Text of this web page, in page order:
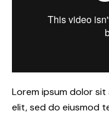
Lorem ipsum dolor
elit, sed do eiusmod